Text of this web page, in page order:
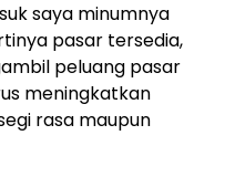
saya minumnya
pasar tersedia,
peluang pasar
meningkatkan
rasa maupun